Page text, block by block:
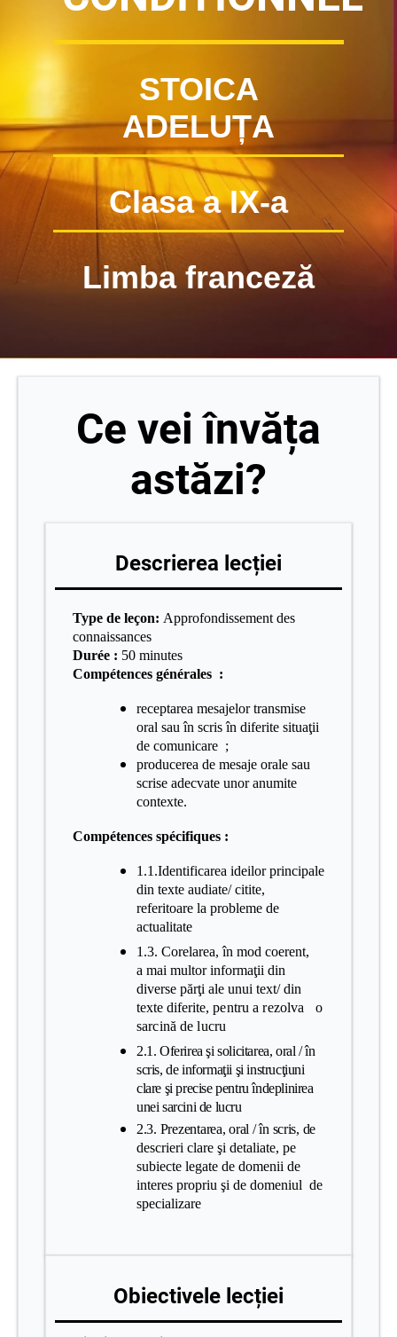
STOICA
ADELUȚA
Clasa a IX-a
Limba franceză
Ce vei învăța
astăzi?
Descrierea lecției
Type de leçon: Approfondissement des
connaissances
Durée : 50 minutes
Compétences générales :
receptarea mesajelor transmise
oral sau în scris în diferite situaţii
de comunicare ;
producerea de mesaje orale sau
scrise adecvate unor anumite
contexte.
Compétences spécifiques :
1.1.Identificarea ideilor principale
din texte audiate/ citite,
referitoare la probleme de
actualitate
1.3. Corelarea, în mod coerent,
a mai multor informaţii din
diverse părţi ale unui text/ din
texte diferite, pentru a rezolva o
sarcină de lucru
2.1. Oferirea şi solicitarea, oral / în
scris, de informaţii şi instrucţiuni
clare şi precise pentru îndeplinirea
unei sarcini de lucru
2.3. Prezentarea, oral / în scris, de
descrieri clare şi detaliate, pe
subiecte legate de domenii de
interes propriu şi de domeniul de
specializare
Obiectivele lecției